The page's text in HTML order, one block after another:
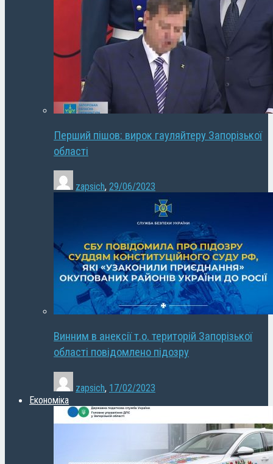
Перший пішов: вирок гауляйтеру Запорізької
області
zapsich, 29/06/2023
Винним в анексії т.о. територій Запорізької
області повідомлено підозру
zapsich, 17/02/2023
Економіка